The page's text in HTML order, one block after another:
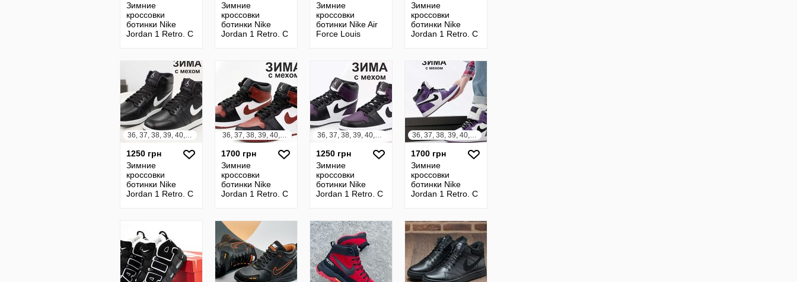
Зимние
кроссовки
ботинки Nike
Jordan 1 Retro. С
Зимние
кроссовки
ботинки Nike
Jordan 1 Retro. С
Зимние
кроссовки
ботинки Nike Air
Force Louis
Зимние
кроссовки
ботинки Nike
Jordan 1 Retro. С
36, 37, 38, 39, 40, 41, 42, 43, 44, 45
1250 грн
Зимние
кроссовки
ботинки Nike
Jordan 1 Retro. С
36, 37, 38, 39, 40, 41, 42, 43, 44, 45
1700 грн
Зимние
кроссовки
ботинки Nike
Jordan 1 Retro. С
Джордан
36, 37, 38, 39, 40, 41, 42, 43, 44, 45
1250 грн
Зимние
кроссовки
ботинки Nike
Jordan 1 Retro. С
36, 37, 38, 39, 40, 41, 42, 43, 44, 45
1700 грн
Зимние
кроссовки
ботинки Nike
Jordan 1 Retro. С